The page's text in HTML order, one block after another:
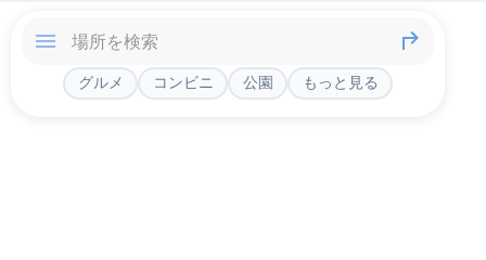
グルメ コンビニ 公園 もっと見る